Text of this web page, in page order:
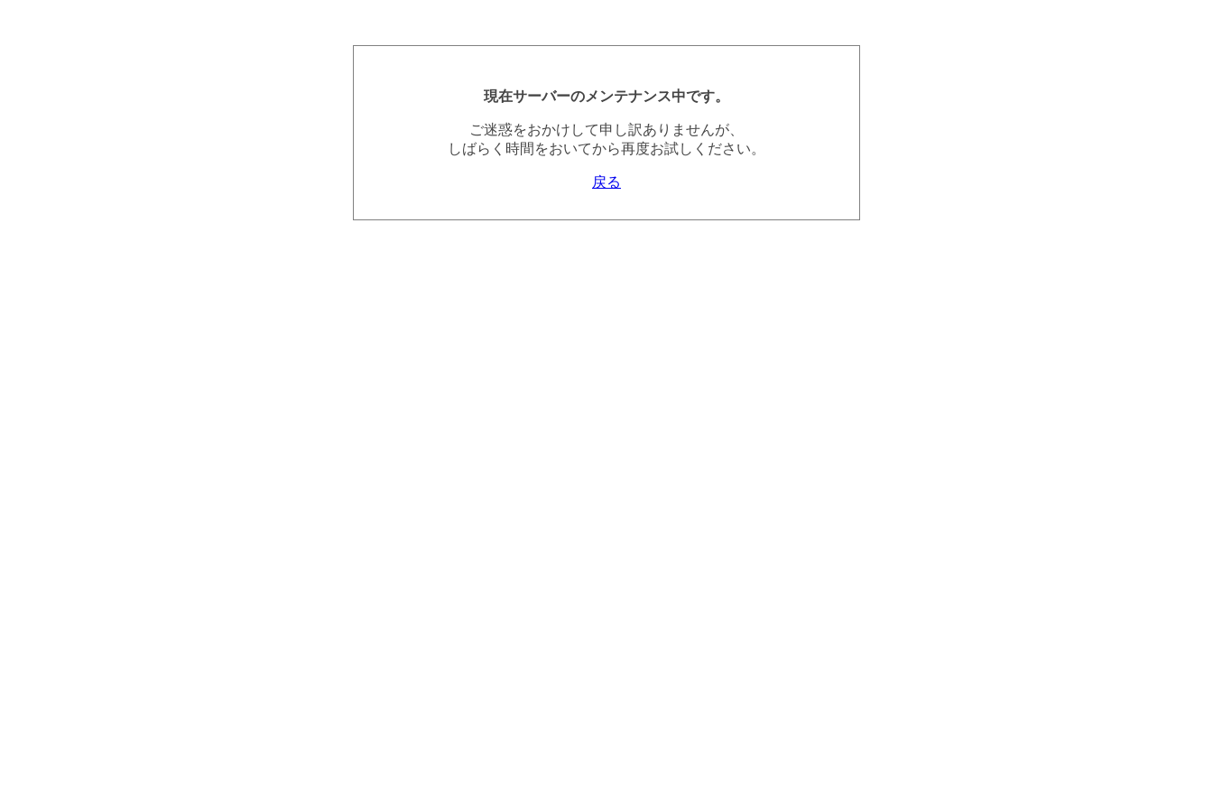
現在サーバーのメンテナンス中です。
ご迷惑をおかけして申し訳ありませんが、
しばらく時間をおいてから再度お試しください。
戻る